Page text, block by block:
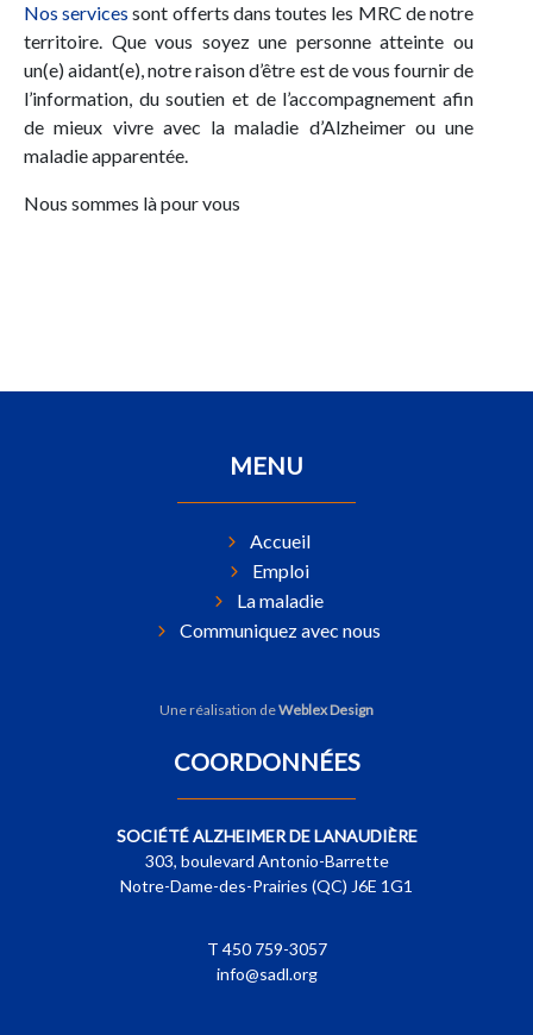
Nos services sont offerts dans toutes les MRC de notre
territoire. Que vous soyez une personne atteinte ou
un(e) aidant(e), notre raison d’être est de vous fournir de
l’information, du soutien et de l’accompagnement afin
de mieux vivre avec la maladie d’Alzheimer ou une
maladie apparentée.
Nous sommes là pour vous
MENU
Accueil
Emploi
La maladie
Communiquez avec nous
Une réalisation deWeblex Design
COORDONNÉES
SOCIÉTÉ ALZHEIMER DE LANAUDIÈRE
303, boulevard Antonio-Barrette
Notre-Dame-des-Prairies (QC) J6E 1G1
T 450 759-3057
info@sadl.org